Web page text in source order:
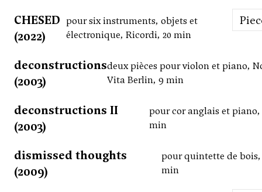
CHESED
(2022)
pour six instruments, objets et
électronique, Ricordi, 20 min
deconstructions
(2003)
deux pièces pour violon et piano,
Vita Berlin, 9 min
deconstructions II
(2003)
pour cor anglais et piano,
min
dismissed thoughts
(2009)
pour quintette de bois,
min